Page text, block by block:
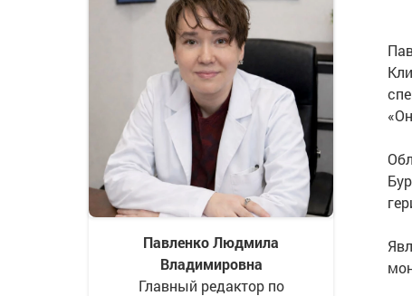
Павленко Людмила
Владимировна
Главный редактор по